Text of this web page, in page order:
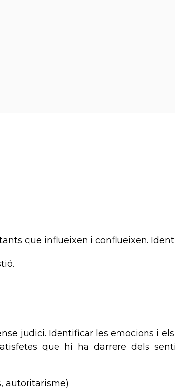
que influeixen i conflueixen.
judici. Identificar les emocions i
que hi ha darrere dels
autoritarisme)